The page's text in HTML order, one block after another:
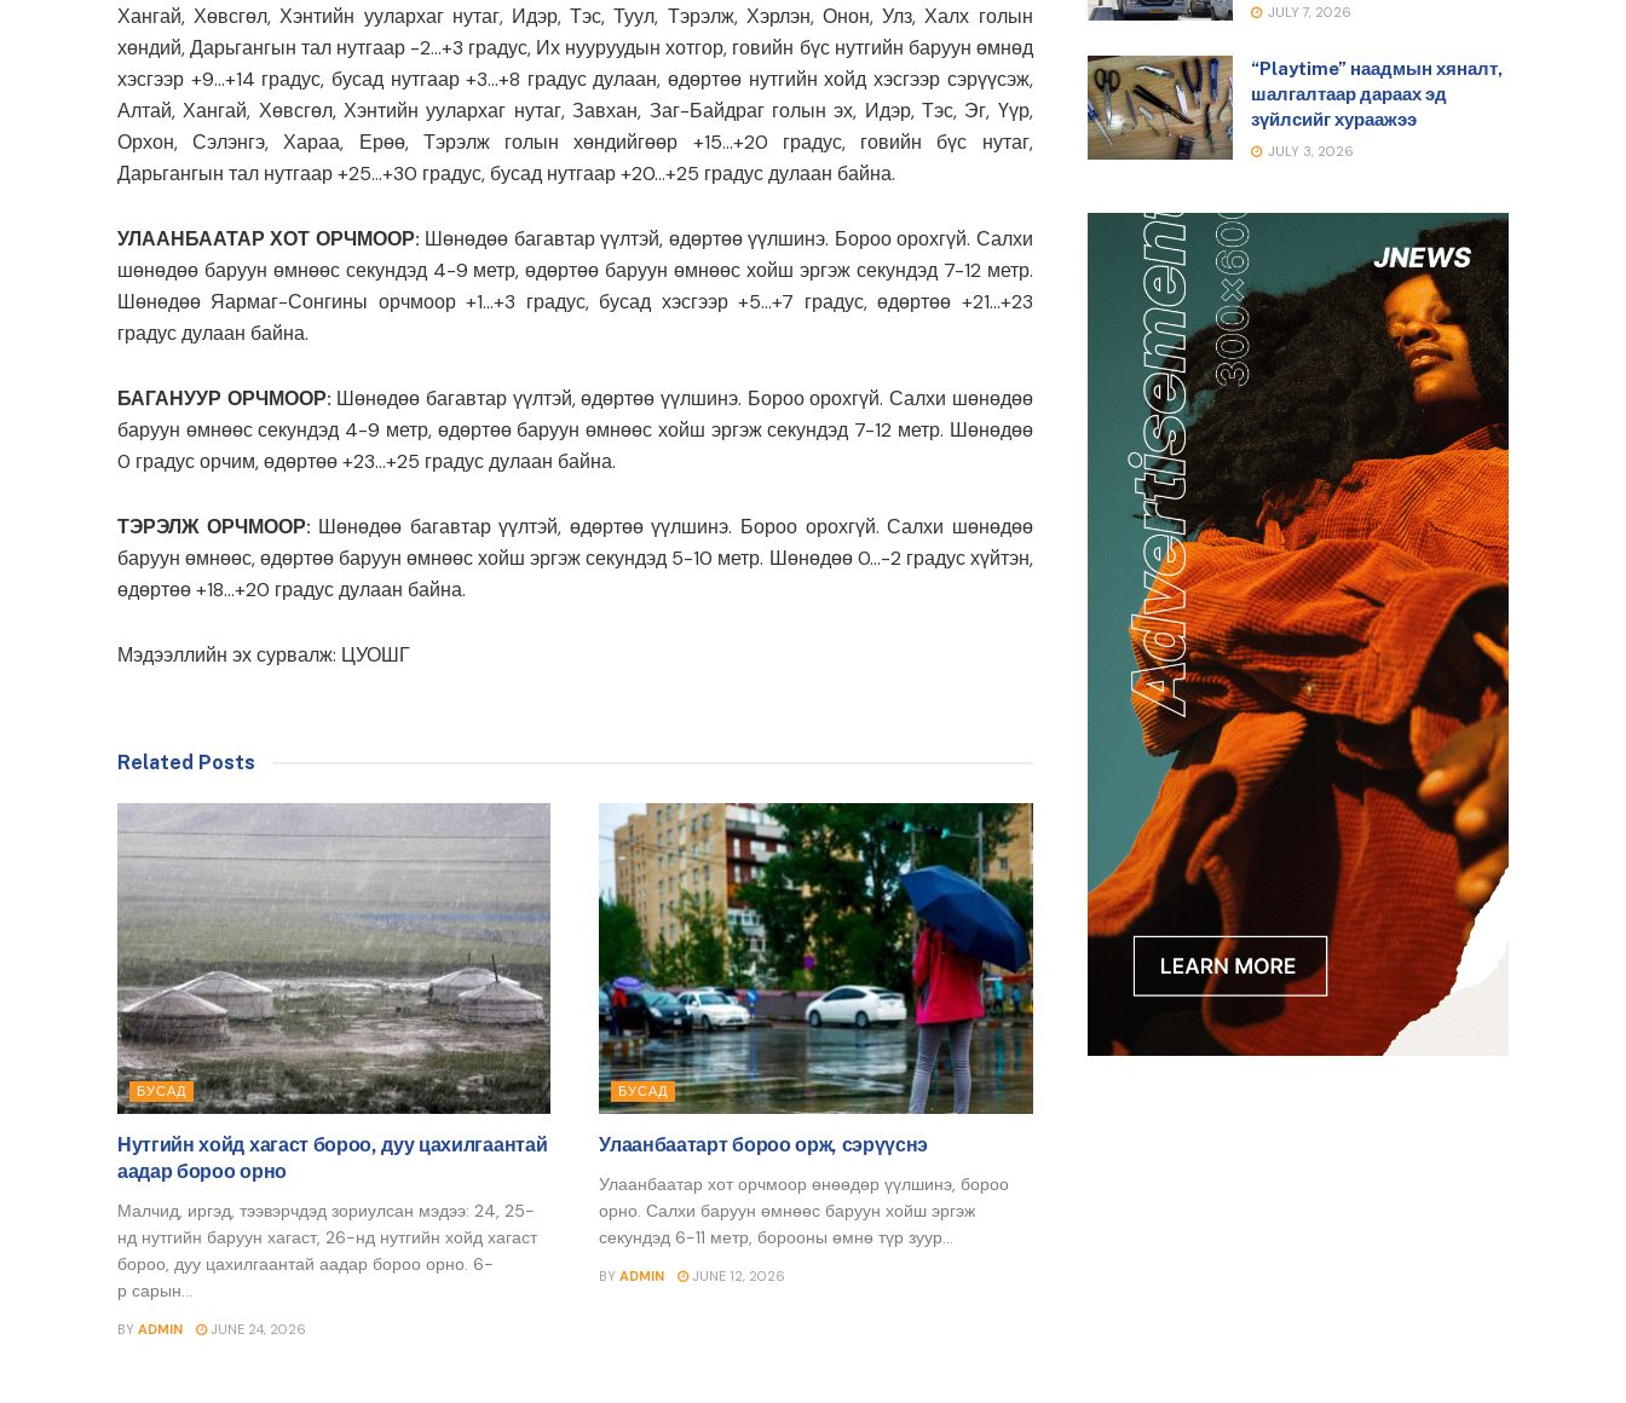
Хангай, Хөвсгөл, Хэнтийн уулархаг нутаг, Идэр, Тэс, Туул, Тэрэлж, Хэрлэн, Онон, Улз, Халх голын
хөндий, Дарьгангын тал нутгаар -2…+3 градус, Их нууруудын хотгор, говийн бүс нутгийн баруун өмнөд
хэсгээр +9…+14 градус, бусад нутгаар +3…+8 градус дулаан, өдөртөө нутгийн хойд хэсгээр сэрүүсэж,
Алтай, Хангай, Хөвсгөл, Хэнтийн уулархаг нутаг, Завхан, Заг-Байдраг голын эх, Идэр, Тэс, Эг, Үүр,
Орхон, Сэлэнгэ, Хараа, Ерөө, Тэрэлж голын хөндийгөөр +15…+20 градус, говийн бүс нутаг,
Дарьгангын тал нутгаар +25…+30 градус, бусад нутгаар +20…+25 градус дулаан байна.
УЛААНБААТАР ХОТ ОРЧМООР: Шөнөдөө багавтар үүлтэй, өдөртөө үүлшинэ. Бороо орохгүй. Салхи
шөнөдөө баруун өмнөөс секундэд 4-9 метр, өдөртөө баруун өмнөөс хойш эргэж секундэд 7-12 метр.
Шөнөдөө Яармаг-Сонгины орчмоор +1…+3 градус, бусад хэсгээр +5…+7 градус, өдөртөө +21…+23
градус дулаан байна.
БАГАНУУР ОРЧМООР: Шөнөдөө багавтар үүлтэй, өдөртөө үүлшинэ. Бороо орохгүй. Салхи шөнөдөө
баруун өмнөөс секундэд 4-9 метр, өдөртөө баруун өмнөөс хойш эргэж секундэд 7-12 метр. Шөнөдөө
0 градус орчим, өдөртөө +23…+25 градус дулаан байна.
ТЭРЭЛЖ ОРЧМООР: Шөнөдөө багавтар үүлтэй, өдөртөө үүлшинэ. Бороо орохгүй. Салхи шөнөдөө
баруун өмнөөс, өдөртөө баруун өмнөөс хойш эргэж секундэд 5-10 метр. Шөнөдөө 0…-2 градус хүйтэн,
өдөртөө +18…+20 градус дулаан байна.
Мэдээллийн эх сурвалж: ЦУОШГ
Related Posts
БУСАД
Нутгийн хойд хагаст бороо, дуу цахилгаантай
аадар бороо орно
Малчид, иргэд, тээвэрчдэд зориулсан мэдээ: 24, 25-
нд нутгийн баруун хагаст, 26-нд нутгийн хойд хагаст
бороо, дуу цахилгаантай аадар бороо орно. 6-
р сарын...
BY ADMIN JUNE 24, 2026
БУСАД
Улаанбаатарт бороо орж, сэрүүснэ
Улаанбаатар хот орчмоор өнөөдөр үүлшинэ, бороо
орно. Салхи баруун өмнөөс баруун хойш эргэж
секундэд 6-11 метр, борооны өмнө түр зуур...
BY ADMIN JUNE 12, 2026
JULY 7, 2026
“Playtime” наадмын хяналт,
шалгалтаар дараах эд
зүйлсийг хураажээ
JULY 3, 2026